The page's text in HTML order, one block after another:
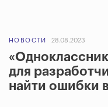
НОВОСТИ 28.08.2023
для
найти ошибки